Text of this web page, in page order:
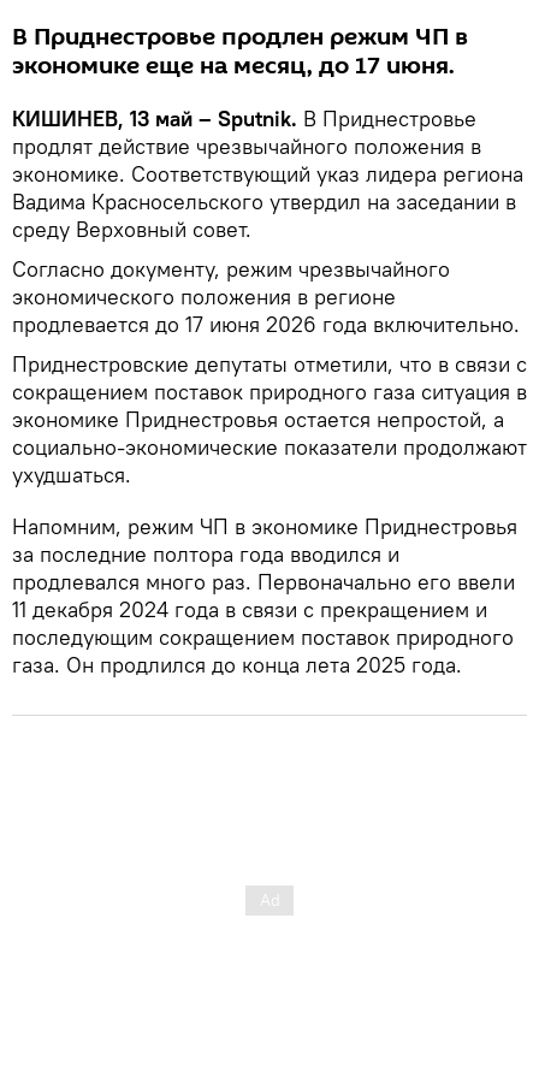
В Приднестровье продлен режим ЧП в
экономике еще на месяц, до 17 июня.
КИШИНЕВ, 13 май – Sputnik. В Приднестровье
продлят действие чрезвычайного положения в
экономике. Соответствующий указ лидера региона
Вадима Красносельского утвердил на заседании в
среду Верховный совет.
Согласно документу, режим чрезвычайного
экономического положения в регионе
продлевается до 17 июня 2026 года включительно.
Приднестровские депутаты отметили, что в связи с
сокращением поставок природного газа ситуация в
экономике Приднестровья остается непростой, а
социально-экономические показатели продолжают
ухудшаться.
Напомним, режим ЧП в экономике Приднестровья
за последние полтора года вводился и
продлевался много раз. Первоначально его ввели
11 декабря 2024 года в связи с прекращением и
последующим сокращением поставок природного
газа. Он продлился до конца лета 2025 года.